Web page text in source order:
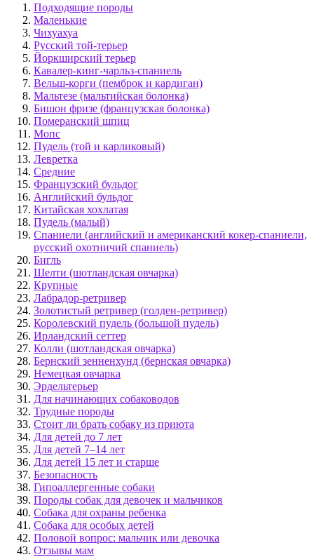
Подходящие породы
Маленькие
Чихуахуа
Русский той-терьер
Йоркширский терьер
Кавалер-кинг-чарльз-спаниель
Вельш-корги (пемброк и кардиган)
Мальтезе (мальтийская болонка)
Бишон фризе (французская болонка)
Померанский шпиц
Мопс
Пудель (той и карликовый)
Левретка
Средние
Французский бульдог
Английский бульдог
Китайская хохлатая
Пудель (малый)
Спаниели (английский и американский кокер-спаниели,
русский охотничий спаниель)
Бигль
Шелти (шотландская овчарка)
Крупные
Лабрадор-ретривер
Золотистый ретривер (голден-ретривер)
Королевский пудель (большой пудель)
Ирландский сеттер
Колли (шотландская овчарка)
Бернский зенненхунд (бернская овчарка)
Немецкая овчарка
Эрдельтерьер
Для начинающих собаководов
Трудные породы
Стоит ли брать собаку из приюта
Для детей до 7 лет
Для детей 7–14 лет
Для детей 15 лет и старше
Безопасность
Гипоаллергенные собаки
Породы собак для девочек и мальчиков
Собака для охраны ребенка
Собака для особых детей
Половой вопрос: мальчик или девочка
Отзывы мам